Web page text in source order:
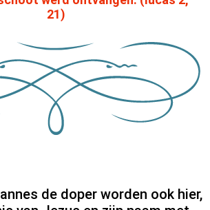
21)
de doper worden ook hier,